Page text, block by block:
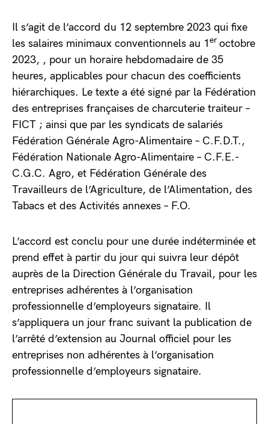
Il s’agit de l’accord du 12 septembre 2023 qui fixe
les salaires minimaux conventionnels au 1 eroctobre
2023, , pour un horaire hebdomadaire de 35
heures, applicables pour chacun des coefficients
hiérarchiques. Le texte a été signé par la Fédération
des entreprises françaises de charcuterie traiteur –
FICT ; ainsi que par les syndicats de salariés
Fédération Générale Agro-Alimentaire – C.F.D.T.,
Fédération Nationale Agro-Alimentaire – C.F.E.-
C.G.C. Agro, et Fédération Générale des
Travailleurs de l’Agriculture, de l’Alimentation, des
Tabacs et des Activités annexes – F.O.
L’accord est conclu pour une durée indéterminée et
prend effet à partir du jour qui suivra leur dépôt
auprès de la Direction Générale du Travail, pour les
entreprises adhérentes à l’organisation
professionnelle d’employeurs signataire. Il
s’appliquera un jour franc suivant la publication de
l’arrêté d’extension au Journal officiel pour les
entreprises non adhérentes à l’organisation
professionnelle d’employeurs signataire.